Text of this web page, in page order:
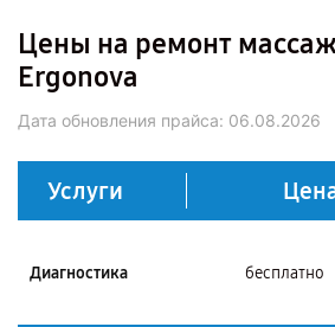
Цены на ремонт
Ergonova
Дата обновления прайса: 06.08.2026
Услуги
Диагностика бесплатно